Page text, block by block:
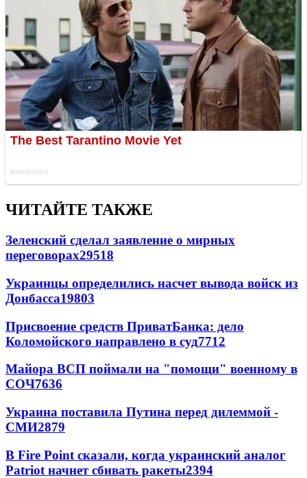
ЧИТАЙТЕ ТАКЖЕ
Зеленский сделал заявление о мирных
переговорах29518
Украинцы определились насчет вывода войск из
Донбасса19803
Присвоение средств ПриватБанка: дело
Коломойского направлено в суд7712
Майора ВСП поймали на "помощи" военному в
СОЧ7636
Украина поставила Путина перед дилеммой -
СМИ2879
В Fire Point сказали, когда украинский аналог
Patriot начнет сбивать ракеты2394